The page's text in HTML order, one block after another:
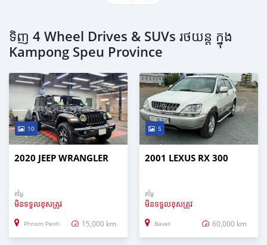
ទិញ 4 Wheel Drives & SUVs រថយន្ត ក្នុង
Kampong Speu Province
10
2020 JEEP WRANGLER
តម្លៃ
មិនទទួលខុសត្រូវ
Phnom Penh 15,000 km
5
2001 LEXUS RX 300
តម្លៃ
មិនទទួលខុសត្រូវ
Bavet 60,000 km